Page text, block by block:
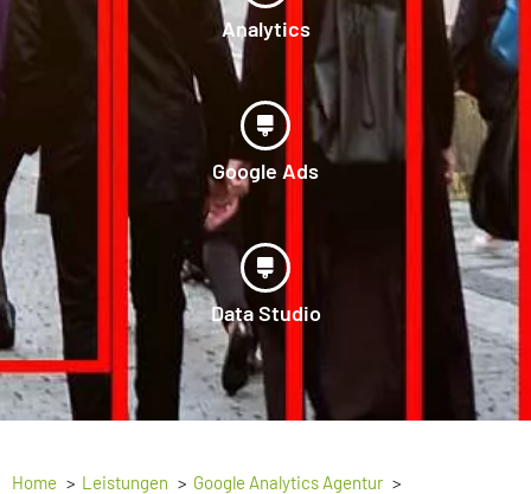
Analytics
Google Ads
Data Studio
Home Leistungen
Google Analytics Agentur